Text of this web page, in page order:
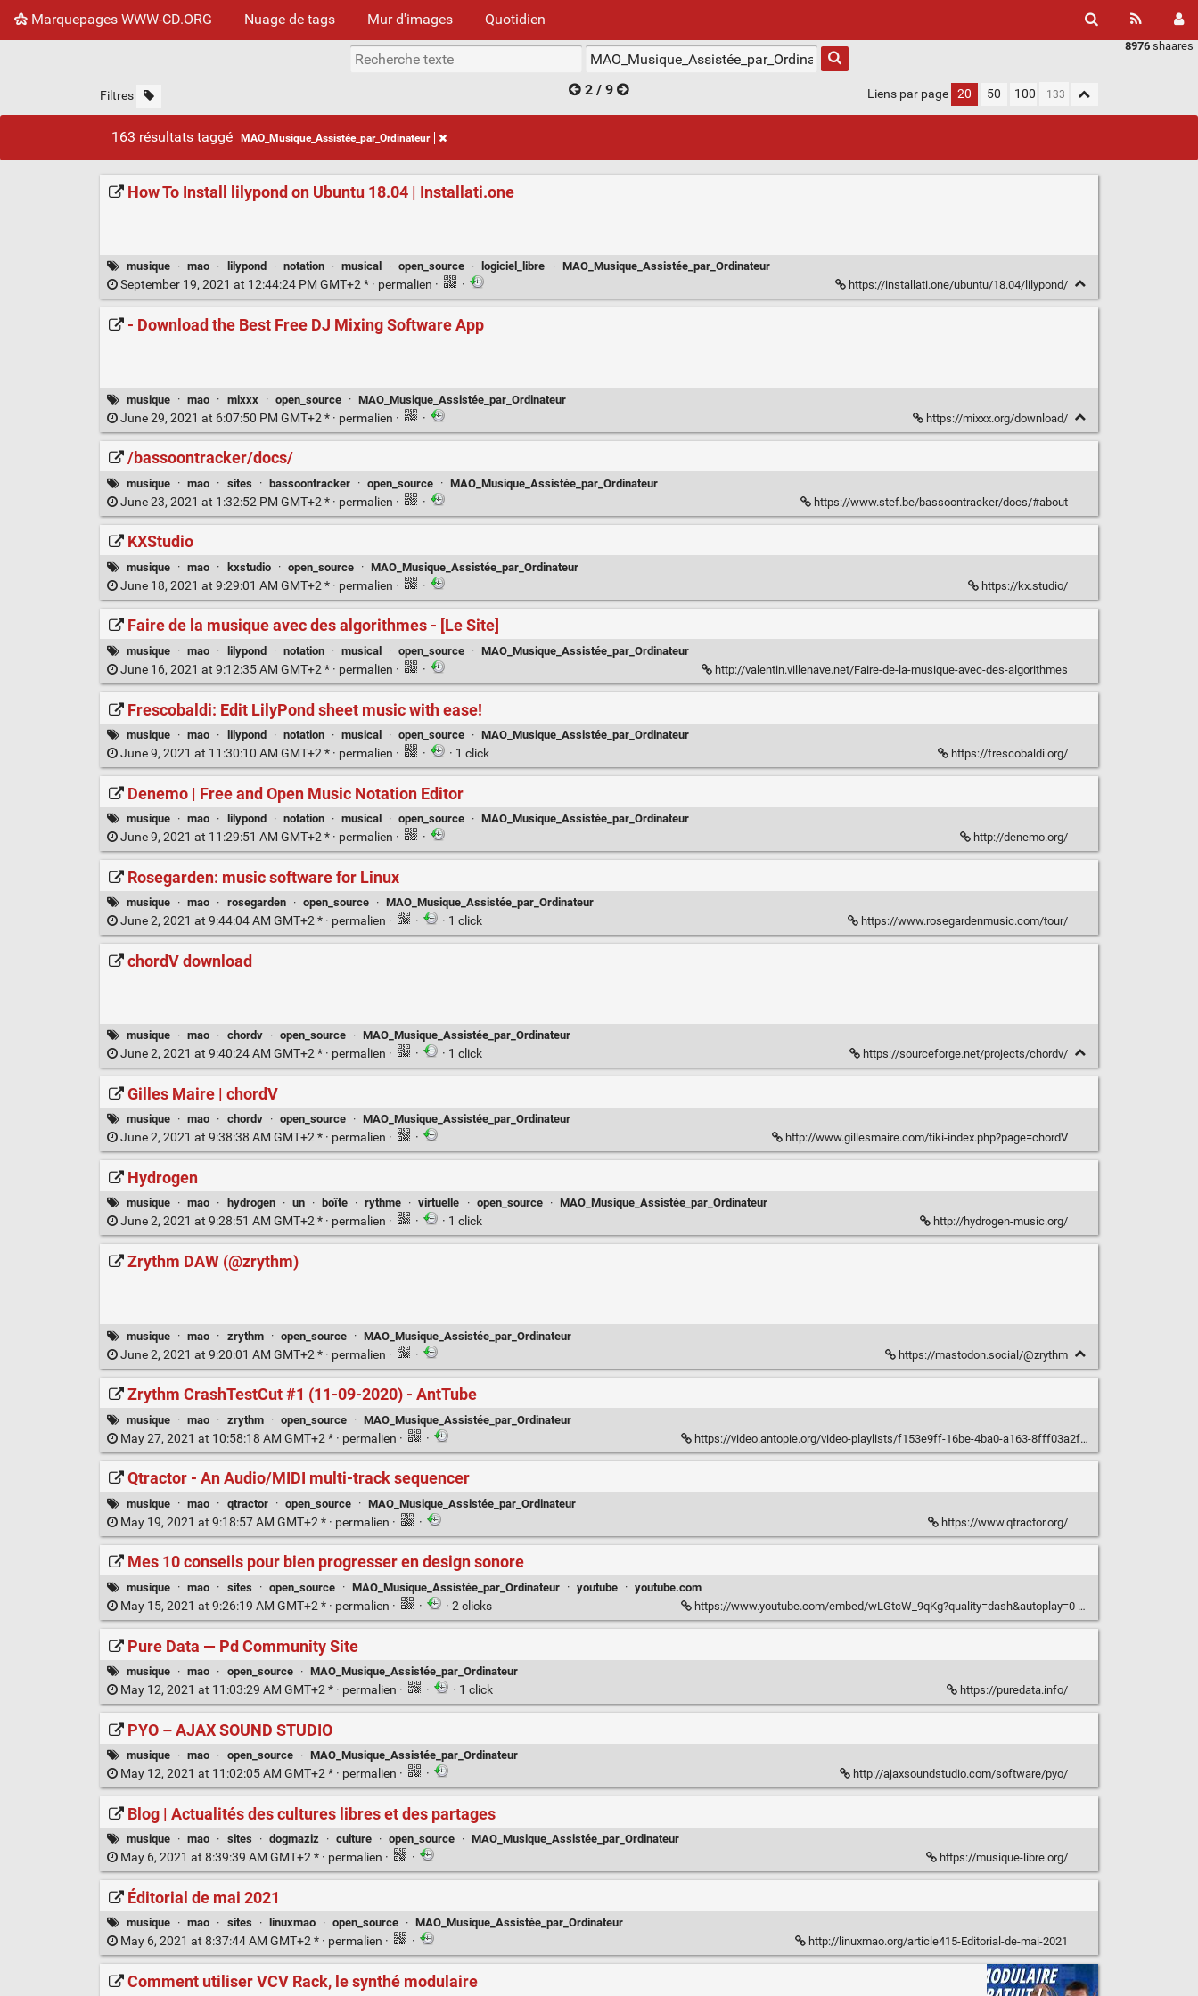
Marquepages WWW-CD.ORG Nuage de tags Mur d'images Quotidien
8976 shaares
Filtres 2 / 9 Liens par page 20 50 100
163 résultats taggé MAO_Musique_Assistée_par_Ordinateur
How To Install lilypond on Ubuntu 18.04 | Installati.one
musique · mao · lilypond · notation · musical · open_source · logiciel_libre · MAO_Musique_Assistée_par_Ordinateur
September 19, 2021 at 12:44:24 PM GMT+2 * · permalien · · https://installati.one/ubuntu/18.04/lilypond/
- Download the Best Free DJ Mixing Software App
musique · mao · mixxx · open_source · MAO_Musique_Assistée_par_Ordinateur
June 29, 2021 at 6:07:50 PM GMT+2 * · permalien · · https://mixxx.org/download/
/bassoontracker/docs/
musique · mao · sites · bassoontracker · open_source · MAO_Musique_Assistée_par_Ordinateur
June 23, 2021 at 1:32:52 PM GMT+2 * · permalien · · https://www.stef.be/bassoontracker/docs/#about
KXStudio
musique · mao · kxstudio · open_source · MAO_Musique_Assistée_par_Ordinateur
June 18, 2021 at 9:29:01 AM GMT+2 * · permalien · · https://kx.studio/
Faire de la musique avec des algorithmes - [Le Site]
musique · mao · lilypond · notation · musical · open_source · MAO_Musique_Assistée_par_Ordinateur
June 16, 2021 at 9:12:35 AM GMT+2 * · permalien · · http://valentin.villenave.net/Faire-de-la-musique-avec-des-algorithmes
Frescobaldi: Edit LilyPond sheet music with ease!
musique · mao · lilypond · notation · musical · open_source · MAO_Musique_Assistée_par_Ordinateur
June 9, 2021 at 11:30:10 AM GMT+2 * · permalien · · · 1 click https://frescobaldi.org/
Denemo | Free and Open Music Notation Editor
musique · mao · lilypond · notation · musical · open_source · MAO_Musique_Assistée_par_Ordinateur
June 9, 2021 at 11:29:51 AM GMT+2 * · permalien · · http://denemo.org/
Rosegarden: music software for Linux
musique · mao · rosegarden · open_source · MAO_Musique_Assistée_par_Ordinateur
June 2, 2021 at 9:44:04 AM GMT+2 * · permalien · · · 1 click https://www.rosegardenmusic.com/tour/
chordV download
musique · mao · chordv · open_source · MAO_Musique_Assistée_par_Ordinateur
June 2, 2021 at 9:40:24 AM GMT+2 * · permalien · · · 1 click https://sourceforge.net/projects/chordv/
Gilles Maire | chordV
musique · mao · chordv · open_source · MAO_Musique_Assistée_par_Ordinateur
June 2, 2021 at 9:38:38 AM GMT+2 * · permalien · · http://www.gillesmaire.com/tiki-index.php?page=chordV
Hydrogen
musique · mao · hydrogen · un · boîte · rythme · virtuelle · open_source · MAO_Musique_Assistée_par_Ordinateur
June 2, 2021 at 9:28:51 AM GMT+2 * · permalien · · · 1 click http://hydrogen-music.org/
Zrythm DAW (@zrythm)
musique · mao · zrythm · open_source · MAO_Musique_Assistée_par_Ordinateur
June 2, 2021 at 9:20:01 AM GMT+2 * · permalien · · https://mastodon.social/@zrythm
Zrythm CrashTestCut #1 (11-09-2020) - AntTube
musique · mao · zrythm · open_source · MAO_Musique_Assistée_par_Ordinateur
May 27, 2021 at 10:58:18 AM GMT+2 * · permalien · · https://video.antopie.org/video-playlists/f153e9ff-16be-4ba0-a163-8fff03a2fc5f
Qtractor - An Audio/MIDI multi-track sequencer
musique · mao · qtractor · open_source · MAO_Musique_Assistée_par_Ordinateur
May 19, 2021 at 9:18:57 AM GMT+2 * · permalien · · https://www.qtractor.org/
Mes 10 conseils pour bien progresser en design sonore
musique · mao · sites · open_source · MAO_Musique_Assistée_par_Ordinateur · youtube · youtube.com
May 15, 2021 at 9:26:19 AM GMT+2 * · permalien · · · 2 clicks https://www.youtube.com/embed/wLGtcW_9qKg?quality=dash&autoplay=0
Pure Data — Pd Community Site
musique · mao · open_source · MAO_Musique_Assistée_par_Ordinateur
May 12, 2021 at 11:03:29 AM GMT+2 * · permalien · · · 1 click https://puredata.info/
PYO – AJAX SOUND STUDIO
musique · mao · open_source · MAO_Musique_Assistée_par_Ordinateur
May 12, 2021 at 11:02:05 AM GMT+2 * · permalien · · http://ajaxsoundstudio.com/software/pyo/
Blog | Actualités des cultures libres et des partages
musique · mao · sites · dogmaziz · culture · open_source · MAO_Musique_Assistée_par_Ordinateur
May 6, 2021 at 8:39:39 AM GMT+2 * · permalien · · https://musique-libre.org/
Éditorial de mai 2021
musique · mao · sites · linuxmao · open_source · MAO_Musique_Assistée_par_Ordinateur
May 6, 2021 at 8:37:44 AM GMT+2 * · permalien · · http://linuxmao.org/article415-Editorial-de-mai-2021
Comment utiliser VCV Rack, le synthé modulaire